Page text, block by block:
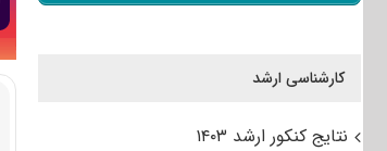
کارشناسی ارشد
نتایج کنکور ارشد ۱۴۰۳